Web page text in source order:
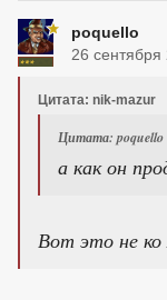
poquello
26
Цитата: nik-mazur
Цитата: poquello
а как он
Вот это не